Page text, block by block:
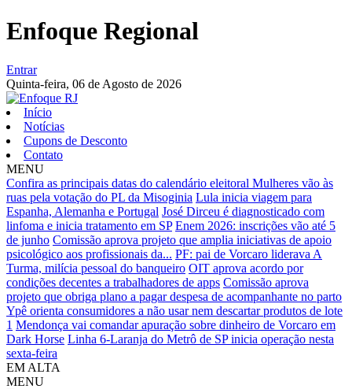
Enfoque Regional
Entrar
Quinta-feira, 06 de Agosto de 2026
Início
Notícias
Cupons de Desconto
Contato
MENU
Confira as principais datas do calendário eleitoral Mulheres vão às
ruas pela votação do PL da Misoginia Lula inicia viagem para
Espanha, Alemanha e Portugal José Dirceu é diagnosticado com
linfoma e inicia tratamento em SP Enem 2026: inscrições vão até 5
de junho Comissão aprova projeto que amplia iniciativas de apoio
psicológico aos profissionais da... PF: pai de Vorcaro liderava A
Turma, milícia pessoal do banqueiro OIT aprova acordo por
condições decentes a trabalhadores de apps Comissão aprova
projeto que obriga plano a pagar despesa de acompanhante no parto
Ypê orienta consumidores a não usar nem descartar produtos de lote
1 Mendonça vai comandar apuração sobre dinheiro de Vorcaro em
Dark Horse Linha 6-Laranja do Metrô de SP inicia operação nesta
sexta-feira
EM ALTA
MENU